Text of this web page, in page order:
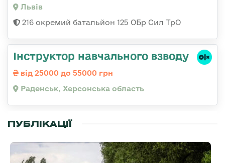
Львів
216 окремий батальйон 125 ОБр Сил ТрО
Інструктор навчального взводу
від 25000 до 55000 грн
Раденськ, Херсонська область
ПУБЛІКАЦІЇ